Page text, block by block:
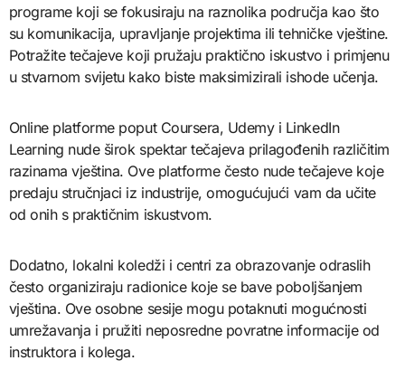
programe koji se fokusiraju na raznolika područja kao što
su komunikacija, upravljanje projektima ili tehničke vještine.
Potražite tečajeve koji pružaju praktično iskustvo i primjenu
u stvarnom svijetu kako biste maksimizirali ishode učenja.
Online platforme poput Coursera, Udemy i LinkedIn
Learning nude širok spektar tečajeva prilagođenih različitim
razinama vještina. Ove platforme često nude tečajeve koje
predaju stručnjaci iz industrije, omogućujući vam da učite
od onih s praktičnim iskustvom.
Dodatno, lokalni koledži i centri za obrazovanje odraslih
često organiziraju radionice koje se bave poboljšanjem
vještina. Ove osobne sesije mogu potaknuti mogućnosti
umrežavanja i pružiti neposredne povratne informacije od
instruktora i kolega.